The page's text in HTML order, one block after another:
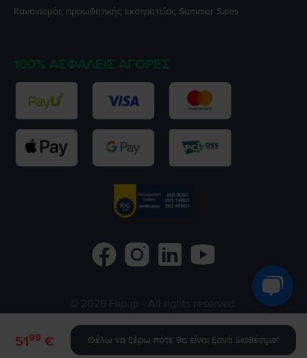
5199 € Θέλω να ξέρω πότε θα είναι ξανά διαθέσιμο!
Κανονισμός προωθητικής εκστρατείας Summer Sales
100% ΑΣΦΑΛΕΊΣ ΑΓΟΡΈΣ